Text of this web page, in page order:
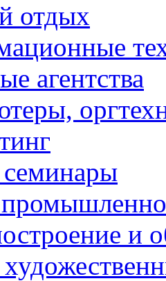
отдых
агентства
и